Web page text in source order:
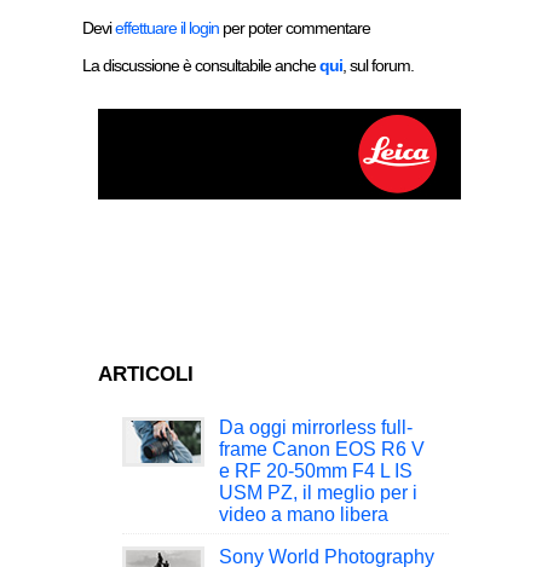
Devieffettuare il login per poter commentare
La discussione è consultabile anchequi, sul forum.
ARTICOLI
Da oggi mirrorless full-
frame Canon EOS R6 V
e RF 20-50mm F4 L IS
USM PZ, il meglio per i
video a mano libera
Sony World Photography